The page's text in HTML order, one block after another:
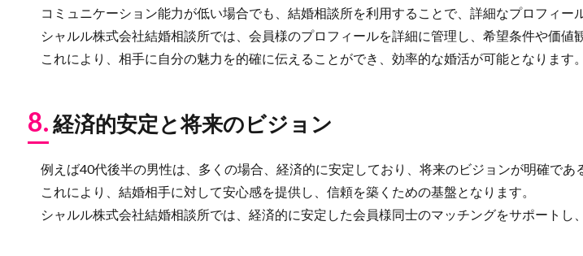
コミュニケーション能力が低い場合でも、結婚相談所を利用することで、詳細なプロフィー
シャルル株式会社結婚相談所では、会員様のプロフィールを詳細に管理し、希望条件や価値
これにより、相手に自分の魅力を的確に伝えることができ、効率的な婚活が可能となります。
8.経済的安定と将来のビジョン
例えば40代後半の男性は、多くの場合、経済的に安定しており、将来のビジョンが明確であ
これにより、結婚相手に対して安心感を提供し、信頼を築くための基盤となります。
シャルル株式会社結婚相談所では、経済的に安定した会員様同士のマッチングをサポートし